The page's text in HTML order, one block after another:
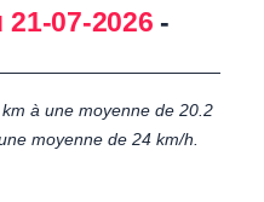
07-2026 -
à une moyenne de 20.2
moyenne de 24 km/h.